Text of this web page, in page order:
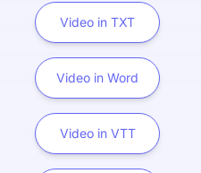
Video in TXT
Video in Word
Video in VTT